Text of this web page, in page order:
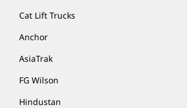
Cat Lift Trucks
Anchor
AsiaTrak
FG Wilson
Hindustan